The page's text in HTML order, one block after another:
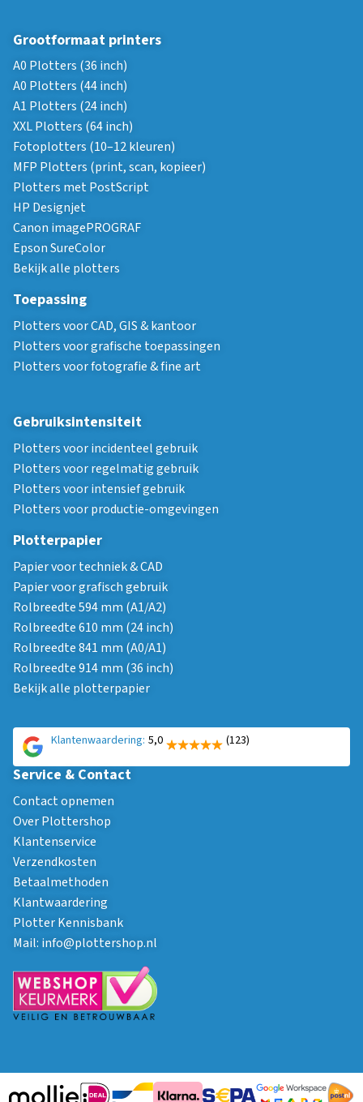
Grootformaat printers
A0 Plotters (36 inch)
A0 Plotters (44 inch)
A1 Plotters (24 inch)
XXL Plotters (64 inch)
Fotoplotters (10–12 kleuren)
MFP Plotters (print, scan, kopieer)
Plotters met PostScript
HP Designjet
Canon imagePROGRAF
Epson SureColor
Bekijk alle plotters
Toepassing
Plotters voor CAD, GIS & kantoor
Plotters voor grafische toepassingen
Plotters voor fotografie & fine art
Gebruiksintensiteit
Plotters voor incidenteel gebruik
Plotters voor regelmatig gebruik
Plotters voor intensief gebruik
Plotters voor productie-omgevingen
Plotterpapier
Papier voor techniek & CAD
Papier voor grafisch gebruik
Rolbreedte 594 mm (A1/A2)
Rolbreedte 610 mm (24 inch)
Rolbreedte 841 mm (A0/A1)
Rolbreedte 914 mm (36 inch)
Bekijk alle plotterpapier
Klantenwaardering: 5,0 (123)
Service & Contact
Contact opnemen
Over Plottershop
Klantenservice
Verzendkosten
Betaalmethoden
Klantwaardering
Plotter Kennisbank
Mail: info@plottershop.nl